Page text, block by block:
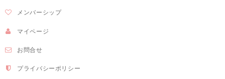
メンバーシップ
マイページ
お問合せ
プライバシーポリシー